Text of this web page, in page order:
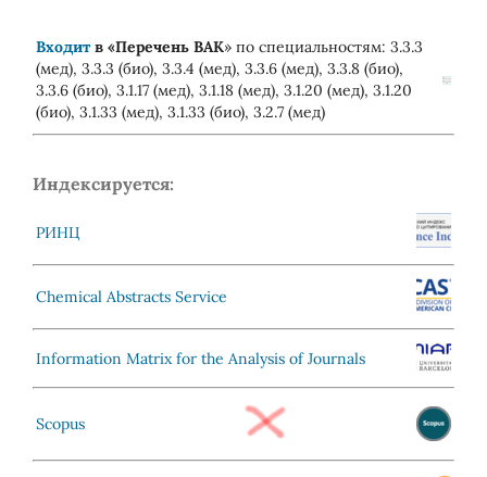
Входит в «Перечень ВАК» по специальностям: 3.3.3
(мед), 3.3.3 (био), 3.3.4 (мед), 3.3.6 (мед), 3.3.8 (био),
3.3.6 (био), 3.1.17 (мед), 3.1.18 (мед), 3.1.20 (мед), 3.1.20
(био), 3.1.33 (мед), 3.1.33 (био), 3.2.7 (мед)
Индексируется:
РИНЦ
Chemical Abstracts Service
Information Matrix for the Analysis of Journals
Scopus